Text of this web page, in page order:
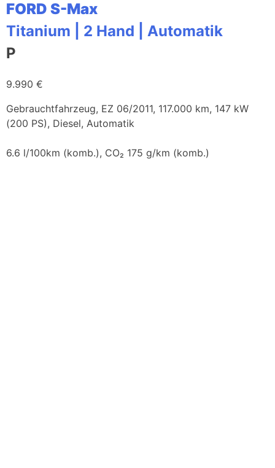
FORD S-Max
Titanium | 2 Hand | Automatik
P
9.990 €
Gebrauchtfahrzeug, EZ 06/2011, 117.000 km, 147 kW
(200 PS), Diesel, Automatik
6.6 l/100km (komb.), CO₂ 175 g/km (komb.)